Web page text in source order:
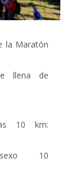
la Maratón
llena de
10 km:
10